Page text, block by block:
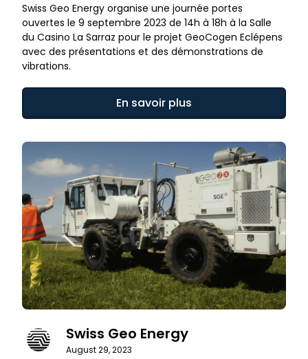
Swiss Geo Energy organise une journée portes
ouvertes le 9 septembre 2023 de 14h à 18h à la Salle
du Casino La Sarraz pour le projet GeoCogen Eclépens
avec des présentations et des démonstrations de
vibrations.
En savoir plus
Swiss Geo Energy
August 29, 2023